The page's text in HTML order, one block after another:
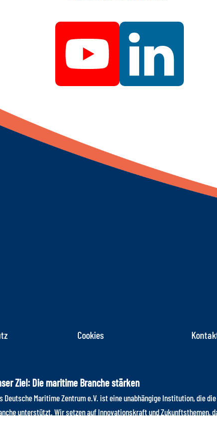
Cookies
Ziel: Die maritime Branche stärken
Deutsche Maritime Zentrum e.V. ist eine unabhängige Institution, die
unterstützt. Wir setzen auf Innovationskraft und Zukunftsthemen,